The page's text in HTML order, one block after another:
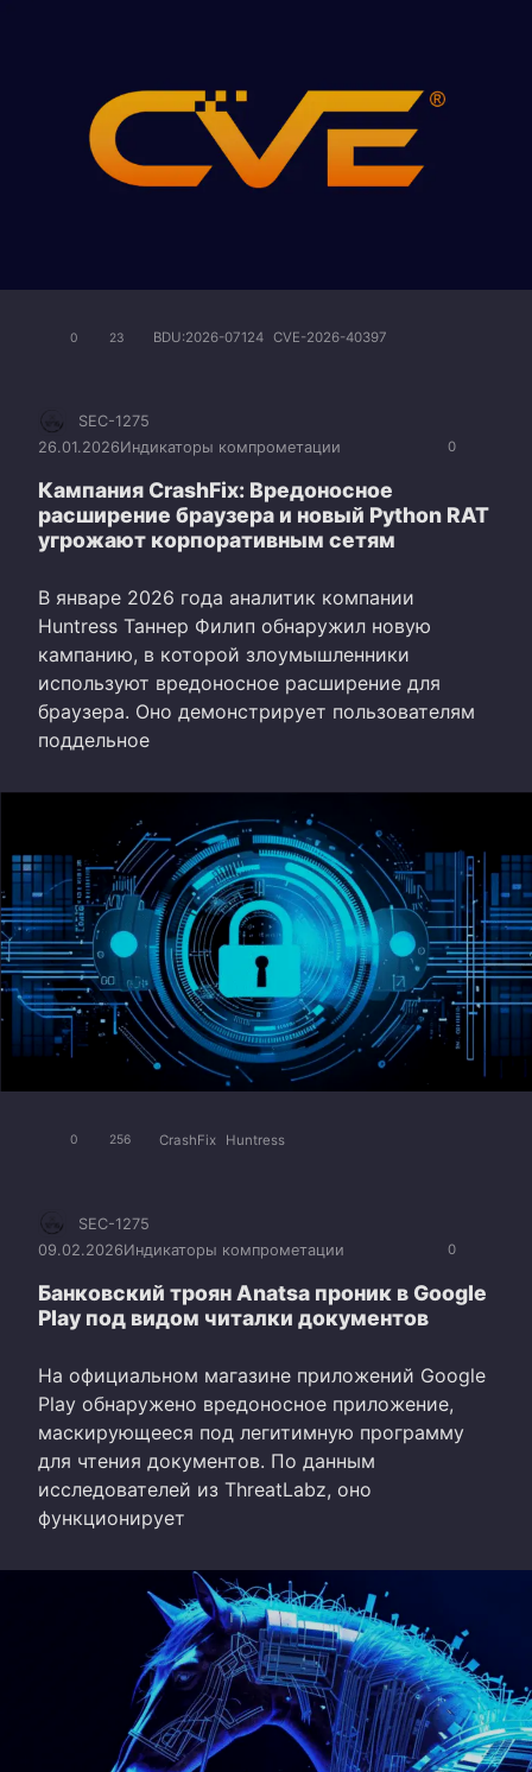
0 23 BDU:2026-07124 CVE-2026-40397
0
SEC-1275
26.01.2026Индикаторы компрометации
Кампания CrashFix: Вредоносное
расширение браузера и новый Python RАТ
угрожают корпоративным сетям
В январе 2026 года аналитик компании
Huntress Таннер Филип обнаружил новую
кампанию, в которой злоумышленники
используют вредоносное расширение для
браузера. Оно демонстрирует пользователям
поддельное
0 256 CrashFix Huntress
0
SEC-1275
09.02.2026Индикаторы компрометации
Банковский троян Anatsa проник в Google
Play под видом читалки документов
На официальном магазине приложений Google
Play обнаружено вредоносное приложение,
маскирующееся под легитимную программу
для чтения документов. По данным
исследователей из ThreatLabz, оно
функционирует